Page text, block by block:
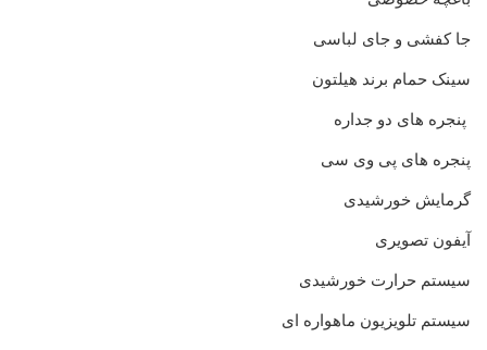
جا کفشی و جای لباسی
سینک حمام برند هیلتون
پنجره های دو جداره
پنجره های پی وی سی
گرمایش خورشیدی
آیفون تصویری
سیستم حرارت خورشیدی
سیستم تلویزیون ماهواره ای